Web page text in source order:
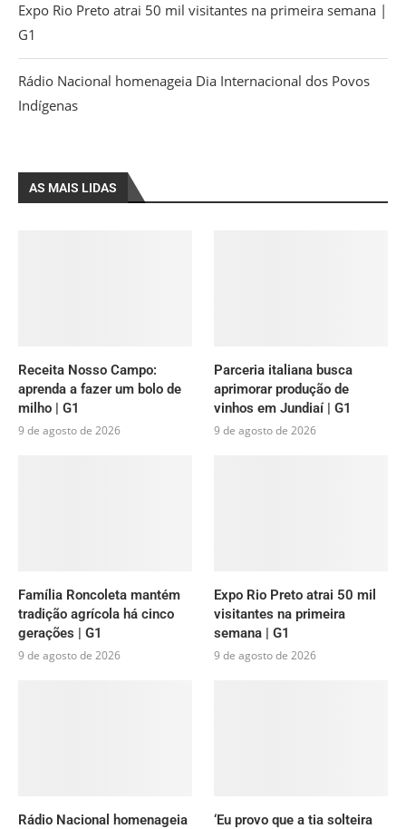
Expo Rio Preto atrai 50 mil visitantes na primeira semana |
G1
Rádio Nacional homenageia Dia Internacional dos Povos
Indígenas
AS MAIS LIDAS
Receita Nosso Campo:
aprenda a fazer um bolo de
milho | G1
9 de agosto de 2026
Parceria italiana busca
aprimorar produção de
vinhos em Jundiaí | G1
9 de agosto de 2026
Família Roncoleta mantém
tradição agrícola há cinco
gerações | G1
9 de agosto de 2026
Expo Rio Preto atrai 50 mil
visitantes na primeira
semana | G1
9 de agosto de 2026
Rádio Nacional homenageia
‘Eu provo que a tia solteira